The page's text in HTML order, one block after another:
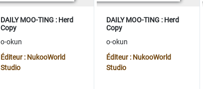
DAILY MOO-TING : Herd
Copy
o-okun
Éditeur : NukooWorld
Studio
DAILY MOO-TING : Herd
Copy
o-okun
Éditeur : NukooWorld
Studio